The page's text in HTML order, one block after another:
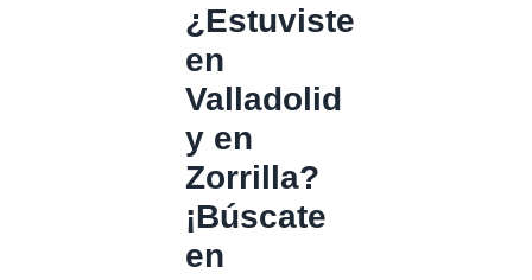
¿Estuviste
en
Valladolid
y en
Zorrilla?
¡Búscate
en